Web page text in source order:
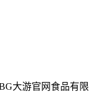
大游官网食品有限